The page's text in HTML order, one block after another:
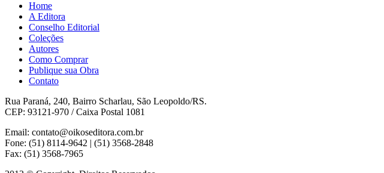
Home
A Editora
Conselho Editorial
Coleções
Autores
Como Comprar
Publique sua Obra
Contato
Rua Paraná, 240, Bairro Scharlau, São Leopoldo/RS.
CEP: 93121-970 / Caixa Postal 1081
Email: contato@oikoseditora.com.br
Fone: (51) 8114-9642 | (51) 3568-2848
Fax: (51) 3568-7965